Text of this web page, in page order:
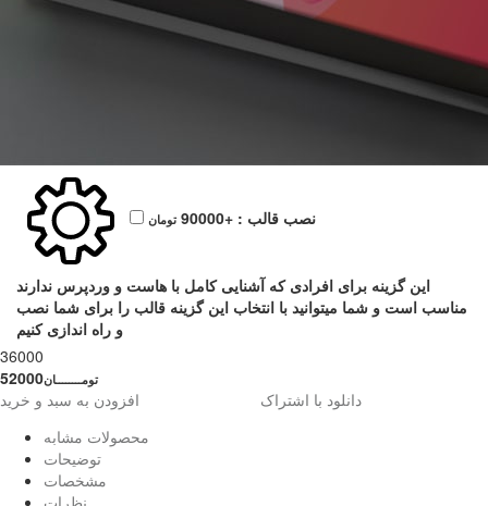
نصب قالب : +90000 تومان
این گزینه برای افرادی که آشنایی کامل با هاست و وردپرس ندارند
مناسب است و شما میتوانید با انتخاب این گزینه قالب را برای شما نصب
و راه اندازی کنیم
36000
52000تومــــــــان
افزودن به سبد و خرید
دانلود با اشتراک
محصولات مشابه
توضیحات
مشخصات
نظرات